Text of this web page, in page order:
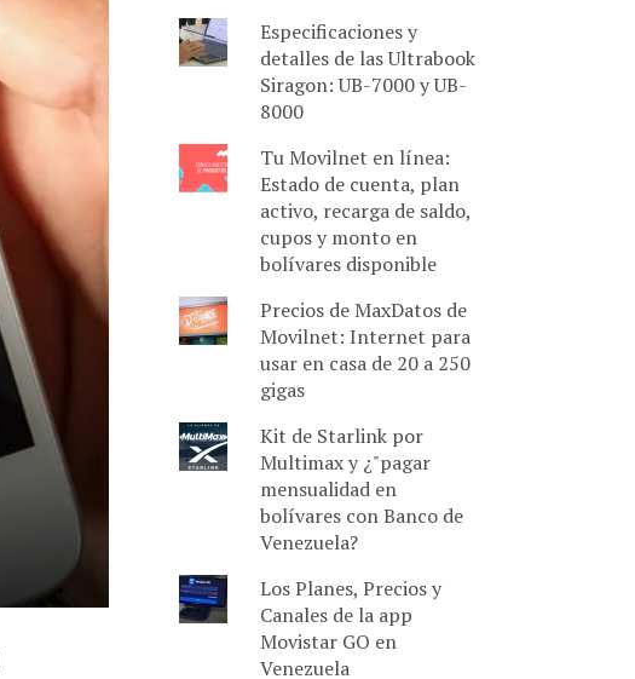
Especificaciones y
detalles de las Ultrabook
Siragon: UB-7000 y UB-
8000
Tu Movilnet en línea:
Estado de cuenta, plan
activo, recarga de saldo,
cupos y monto en
bolívares disponible
Precios de MaxDatos de
Movilnet: Internet para
usar en casa de 20 a 250
gigas
Kit de Starlink por
Multimax y ¿"pagar
mensualidad en
bolívares con Banco de
Venezuela?
Los Planes, Precios y
Canales de la app
Movistar GO en
Venezuela